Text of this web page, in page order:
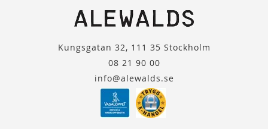
Kungsgatan 32, 111 35 Stockholm
08 21 90 00
info@alewalds.se